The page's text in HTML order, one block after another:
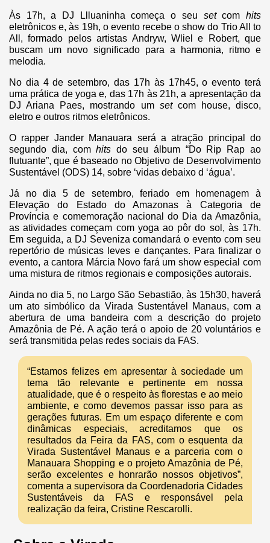
Às 17h, a DJ Llluaninha começa o seu setcomhits
eletrônicos e, às 19h, o evento recebe o show do Trio All to
All, formado pelos artistas Andryw, Wliel e Robert, que
buscam um novo significado para a harmonia, ritmo e
melodia.
No dia 4 de setembro, das 17h às 17h45, o evento terá
uma prática de yoga e, das 17h às 21h, a apresentação da
DJ Ariana Paes, mostrando um set com house, disco,
eletro e outros ritmos eletrônicos.
O rapper Jander Manauara será a atração principal do
segundo dia, comhitsdo seu álbum “Do Rip Rap ao
flutuante”, que é baseado no Objetivo de Desenvolvimento
Sustentável (ODS) 14, sobre ‘vidas debaixo d ‘água’.
Já no dia 5 de setembro, feriado em homenagem à
Elevação do Estado do Amazonas à Categoria de
Província e comemoração nacional do Dia da Amazônia,
as atividades começam com yoga ao pôr do sol, às 17h.
Em seguida, a DJ Seveniza comandará o evento com seu
repertório de músicas leves e dançantes. Para finalizar o
evento, a cantora Márcia Novo fará um show especial com
uma mistura de ritmos regionais e composições autorais.
Ainda no dia 5, no Largo São Sebastião, às 15h30, haverá
um ato simbólico da Virada Sustentável Manaus, com a
abertura de uma bandeira com a descrição do projeto
Amazônia de Pé. A ação terá o apoio de 20 voluntários e
será transmitida pelas redes sociais da FAS.
“Estamos felizes em apresentar à sociedade um
tema tão relevante e pertinente em nossa
atualidade, que é o respeito às florestas e ao meio
ambiente, e como devemos passar isso para as
gerações futuras. Em um espaço diferente e com
dinâmicas especiais, acreditamos que os
resultados da Feira da FAS, com o esquenta da
Virada Sustentável Manaus e a parceria com o
Manauara Shopping e o projeto Amazônia de Pé,
serão excelentes e honrarão nossos objetivos”,
comenta a supervisora da Coordenadoria Cidades
Sustentáveis da FAS e responsável pela
realização da feira, Cristine Rescarolli.